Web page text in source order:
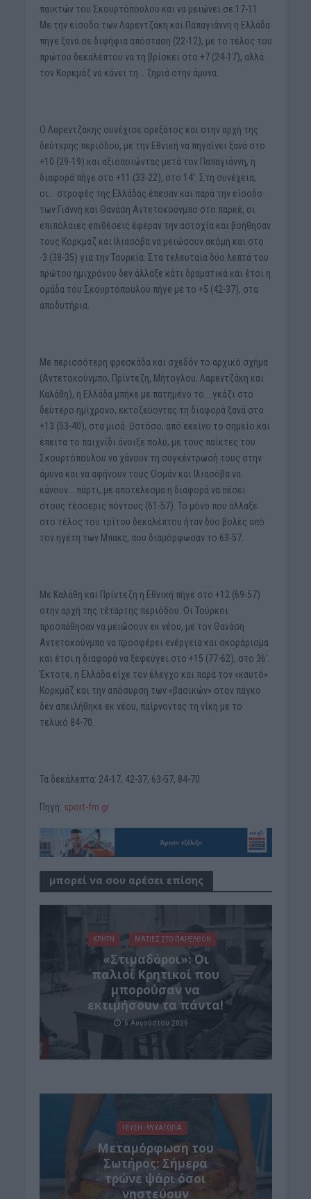
παικτών του Σκουρτόπουλου και να μειώνει σε 17-11.
Με την είσοδο των Λαρεντζάκη και Παπαγιάννη η Ελλάδα
πήγε ξανά σε διψήφια απόσταση (22-12), με το τέλος του
πρώτου δεκαλέπτου να τη βρίσκει στο +7 (24-17), αλλά
τον Κορκμάζ να κάνει τη… ζημιά στην άμυνα.
Ο Λαρεντζάκης συνέχισε ορεξάτος και στην αρχή της
δεύτερης περιόδου, με την Εθνική να πηγαίνει ξανά στο
+10 (29-19) και αξιοποιώντας μετά τον Παπαγιάννη, η
διαφορά πήγε στο +11 (33-22), στο 14’. Στη συνέχεια,
οι… στροφές της Ελλάδας έπεσαν και παρά την είσοδο
των Γιάννη και Θανάση Αντετοκούνμπο στο παρκέ, οι
επιπόλαιες επιθέσεις έφεραν την αστοχία και βοήθησαν
τους Κορκμάζ και Ιλιασόβα να μειώσουν ακόμη και στο
-3 (38-35) για την Τουρκία. Στα τελευταία δύο λεπτά του
πρώτου ημιχρόνου δεν άλλαξε κάτι δραματικά και έτσι η
ομάδα του Σκουρτόπουλου πήγε με το +5 (42-37), στα
αποδυτήρια.
Με περισσότερη φρεσκάδα και σχεδόν το αρχικό σχήμα
(Αντετοκούνμπο, Πρίντεζη, Μήτογλου, Λαρεντζάκη και
Καλάθη), η Ελλάδα μπήκε με πατημένο το… γκάζι στο
δεύτερο ημίχρονο, εκτοξεύοντας τη διαφορά ξανά στο
+13 (53-40), στα μισά. Ωστόσο, από εκείνο το σημείο και
έπειτα το παιχνίδι άνοιξε πολύ, με τους παίκτες του
Σκουρτόπουλου να χάνουν τη συγκέντρωσή τους στην
άμυνα και να αφήνουν τους Οσμάν και Ιλιασόβα να
κάνουν… πάρτι, με αποτέλεσμα η διαφορά να πέσει
στους τέσσερις πόντους (61-57). Το μόνο που άλλαξε
στο τέλος του τρίτου δεκαλέπτου ήταν δύο βολές από
τον ηγέτη των Μπακς, που διαμόρφωσαν το 63-57.
Με Καλάθη και Πρίντεζη η Εθνική πήγε στο +12 (69-57)
στην αρχή της τέταρτης περιόδου. Οι Τούρκοι
προσπάθησαν να μειώσουν εκ νέου, με τον Θανάση
Αντετοκούνμπο να προσφέρει ενέργεια και σκοράρισμα
και έτσι η διαφορά να ξεφεύγει στο +15 (77-62), στο 36’.
Έκτοτε, η Ελλάδα είχε τον έλεγχο και παρά τον «καυτό»
Κορκμάζ και την απόσυρση των «βασικών» στον πάγκο
δεν απειλήθηκε εκ νέου, παίρνοντας τη νίκη με το
τελικό 84-70.
Τα δεκάλεπτα: 24-17, 42-37, 63-57, 84-70
Πηγή: sport-fm.gr
μπορεί να σου αρέσει επίσης
ΚΡΗΤΗ ΜΑΤΙΕΣ ΣΤΟ ΠΑΡΕΛΘΟΝ
«Στιμαδόροι»: Οι
παλιοί Κρητικοί που
μπορούσαν να
εκτιμήσουν τα πάντα!
6 Αυγούστου 2026
ΓΕΎΣΗ - ΨΥΧΑΓΩΓΊΑ
Μεταμόρφωση του
Σωτήρος: Σήμερα
τρώνε ψάρι όσοι
νηστεύουν